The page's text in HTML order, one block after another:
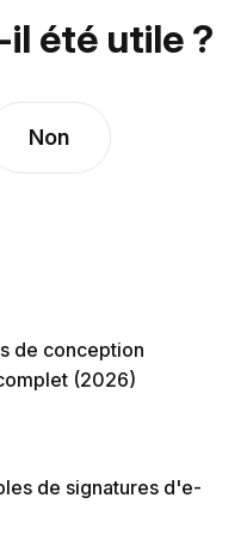
été utile ?
Non
de conception
(2026)
de signatures d'e-